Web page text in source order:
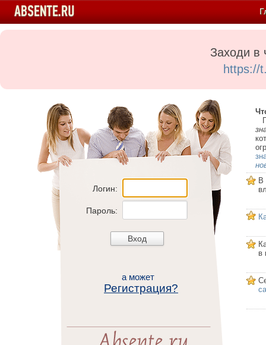
Заходи в
https://
Логин:
Пароль:
а может
Регистрация?
В
в